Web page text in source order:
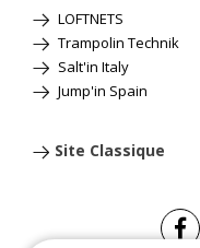
LOFTNETS
Trampolin Technik
Salt'in Italy
Jump'in Spain
Site Classique